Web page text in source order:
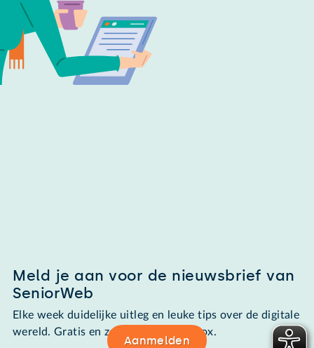
Meld je aan voor de nieuwsbrief van
SeniorWeb
Elke week duidelijke uitleg en leuke tips over de digitale
wereld. Gratis en zomaar in de mailbox.
Aanmelden